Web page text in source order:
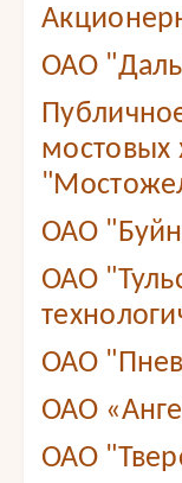
ОАО
мостовых
ОАО
ОАО
ОАО
ОАО
ОАО